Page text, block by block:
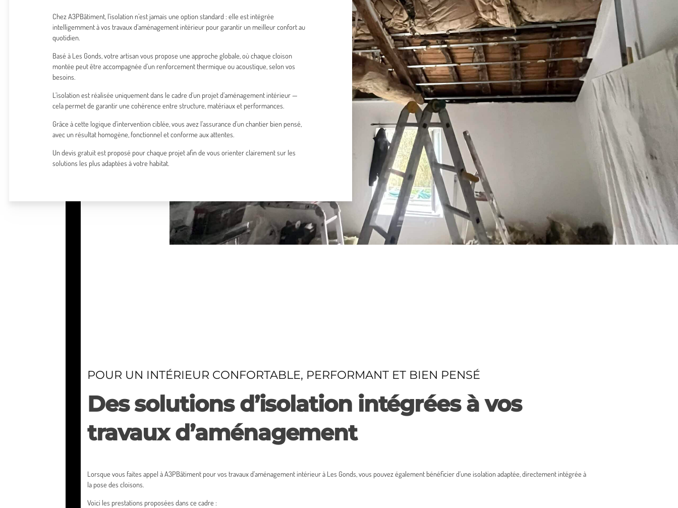
Chez A3PBâtiment, l’isolation n’est jamais une option standard : elle est intégrée
intelligemment à vos travaux d’aménagement intérieur pour garantir un meilleur confort au
quotidien.
Basé à Les Gonds, votre artisan vous propose une approche globale, où chaque cloison
montée peut être accompagnée d’un renforcement thermique ou acoustique, selon vos
besoins.
L’isolation est réalisée uniquement dans le cadre d’un projet d’aménagement intérieur —
cela permet de garantir une cohérence entre structure, matériaux et performances.
Grâce à cette logique d’intervention ciblée, vous avez l’assurance d’un chantier bien pensé,
avec un résultat homogène, fonctionnel et conforme aux attentes.
Un devis gratuit est proposé pour chaque projet afin de vous orienter clairement sur les
solutions les plus adaptées à votre habitat.
POUR UN INTÉRIEUR CONFORTABLE, PERFORMANT ET BIEN PENSÉ
Des solutions d’isolation intégrées à vos
travaux d’aménagement
Lorsque vous faites appel à A3PBâtiment pour vos travaux d’aménagement intérieur à Les Gonds, vous pouvez également bénéficier d’une isolation adaptée, directement intégrée à
la pose des cloisons.
Voici les prestations proposées dans ce cadre :